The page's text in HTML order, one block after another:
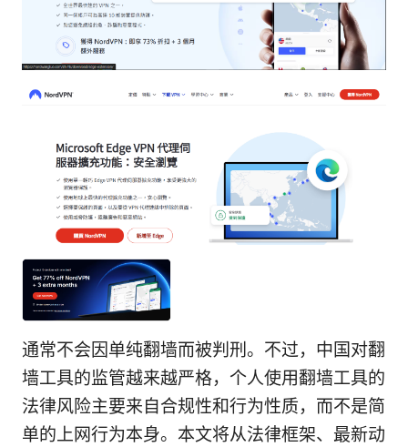
通常不会因单纯翻墙而被判刑。不过，中国对翻
墙工具的监管越来越严格，个人使用翻墙工具的
法律风险主要来自合规性和行为性质，而不是简
单的上网行为本身。本文将从法律框架、最新动